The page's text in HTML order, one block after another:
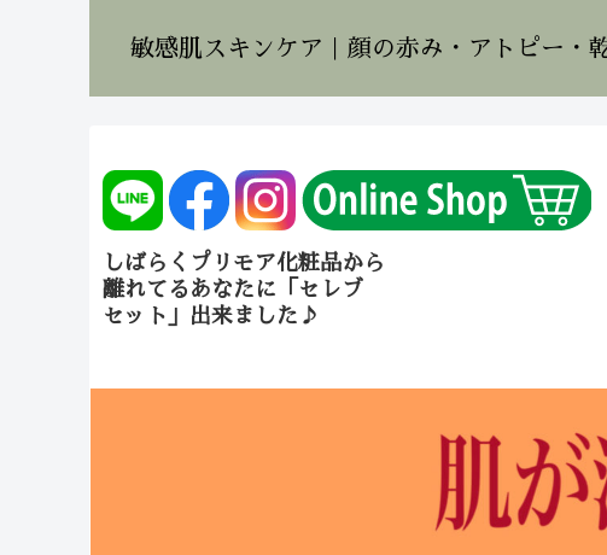
敏感肌スキンケア｜顔の赤み・アトピー・
しばらくプリモア化粧品から
離れてるあなたに「セレブ
セット」出来ました♪